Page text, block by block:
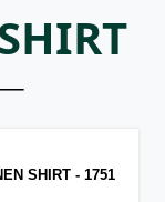
SHIRT - 1751